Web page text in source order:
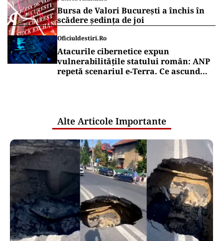
Bursa de Valori București a închis în
scădere ședința de joi
Oficiuldestiri.ro
Atacurile cibernetice expun
vulnerabilitățile statului român: ANP
repetă scenariul e‑Terra. Ce ascund
Alte Articole Importante